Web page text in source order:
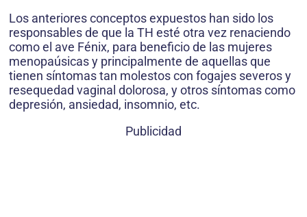
Los anteriores conceptos expuestos han sido los
responsables de que la TH esté otra vez renaciendo
como el ave Fénix, para beneficio de las mujeres
menopaúsicas y principalmente de aquellas que
tienen síntomas tan molestos con fogajes severos y
resequedad vaginal dolorosa, y otros síntomas como
depresión, ansiedad, insomnio, etc.
Publicidad